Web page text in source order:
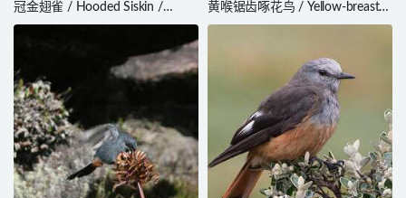
冠金翅雀 / Hooded Siskin /
Spinus magellanicus
黄喉锯齿啄花鸟 / Yellow-breasted
Flowerpecker / Prionochilus